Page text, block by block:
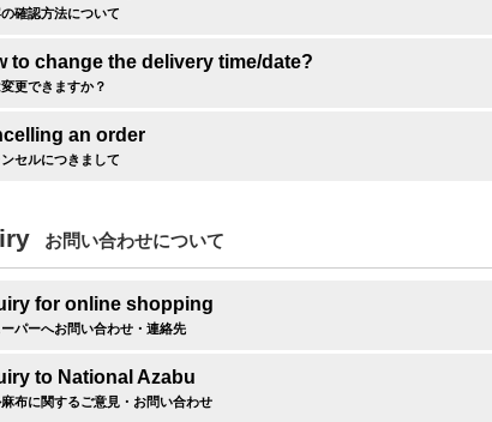
確認方法について
to change the delivery time/date?
更できますか？
an order
セルにつきまして
お問い合わせについて
for online shopping
パーへお問い合わせ・連絡先
to National Azabu
布に関するご意見・お問い合わせ